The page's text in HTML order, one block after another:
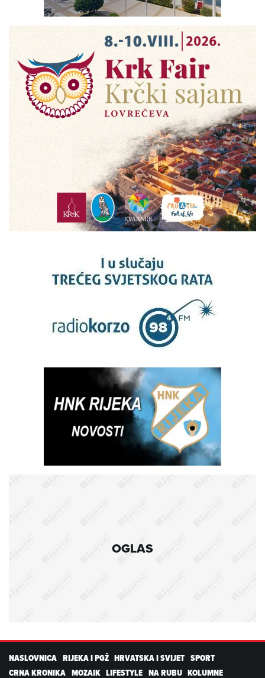
OGLAS
NASLOVNICA RIJEKA I PGŽ HRVATSKA I SVIJET SPORT
CRNA KRONIKA MOZAIK LIFESTYLE NA RUBU KOLUMNE